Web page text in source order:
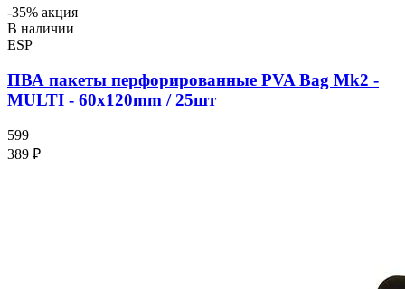
-35% акция
В наличии
ESP
ПВА пакеты перфорированные PVA Bag Mk2 -
MULTI - 60x120mm / 25шт
599
389 ₽